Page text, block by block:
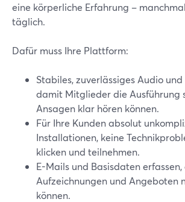
eine körperliche Erfahrung –
täglich.
Dafür muss Ihre Plattform:
Stabiles, zuverlässiges Audio
damit Mitglieder die Ausführung
Ansagen klar hören können.
Für Ihre Kunden absolut
Installationen, keine
klicken und teilnehmen.
E-Mails und Basisdaten
Aufzeichnungen und Angeboten
können.